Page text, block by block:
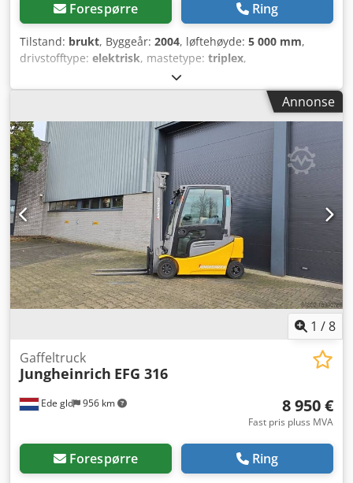
Forespørre Ring
Tilstand: brukt, Byggeår: 2004, løftehøyde: 5 000 mm,
drivstofftype: elektrisk, mastetype: triplex,
, batterikapasitet:
batterispenning:48 V, gaffellengde:1 400 mm, Egenvekt: 3
212 kg Credoyu T I Nspfx Afqof Løftekapasitet: 1 600 kg
Antall ventiler: 3 Nettspenning: 48 V CE-merking: ja
Generell tilstand: gjennomsnittlig Teknisk tilstand:
gjennomsnittlig Optisk tilstand: gjennomsnittlig Kontakt
Bas Sindorf for mer informasjon.
Annonse
1 /8
Ede gld 956 km
Gaffeltruck
Jungheinrich EFG 316
8 950 €
Fast pris pluss MVA
Forespørre Ring